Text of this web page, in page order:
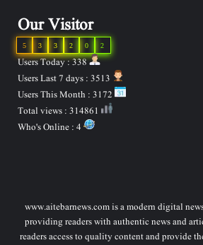
Our Visitor
2
0
2
3
3
5
Users Today : 338
www.aitebarnews.com is a modern digital
providing readers with authentic news and
readers access to quality content and provide